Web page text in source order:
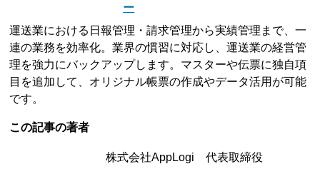
ー
運送業における日報管理・請求管理から実績管理まで、一
連の業務を効率化。業界の慣習に対応し、運送業の経営管
理を強力にバックアップします。マスターや伝票に独自項
目を追加して、オリジナル帳票の作成やデータ活用が可能
です。
この記事の著者
株式会社AppLogi 代表取締役